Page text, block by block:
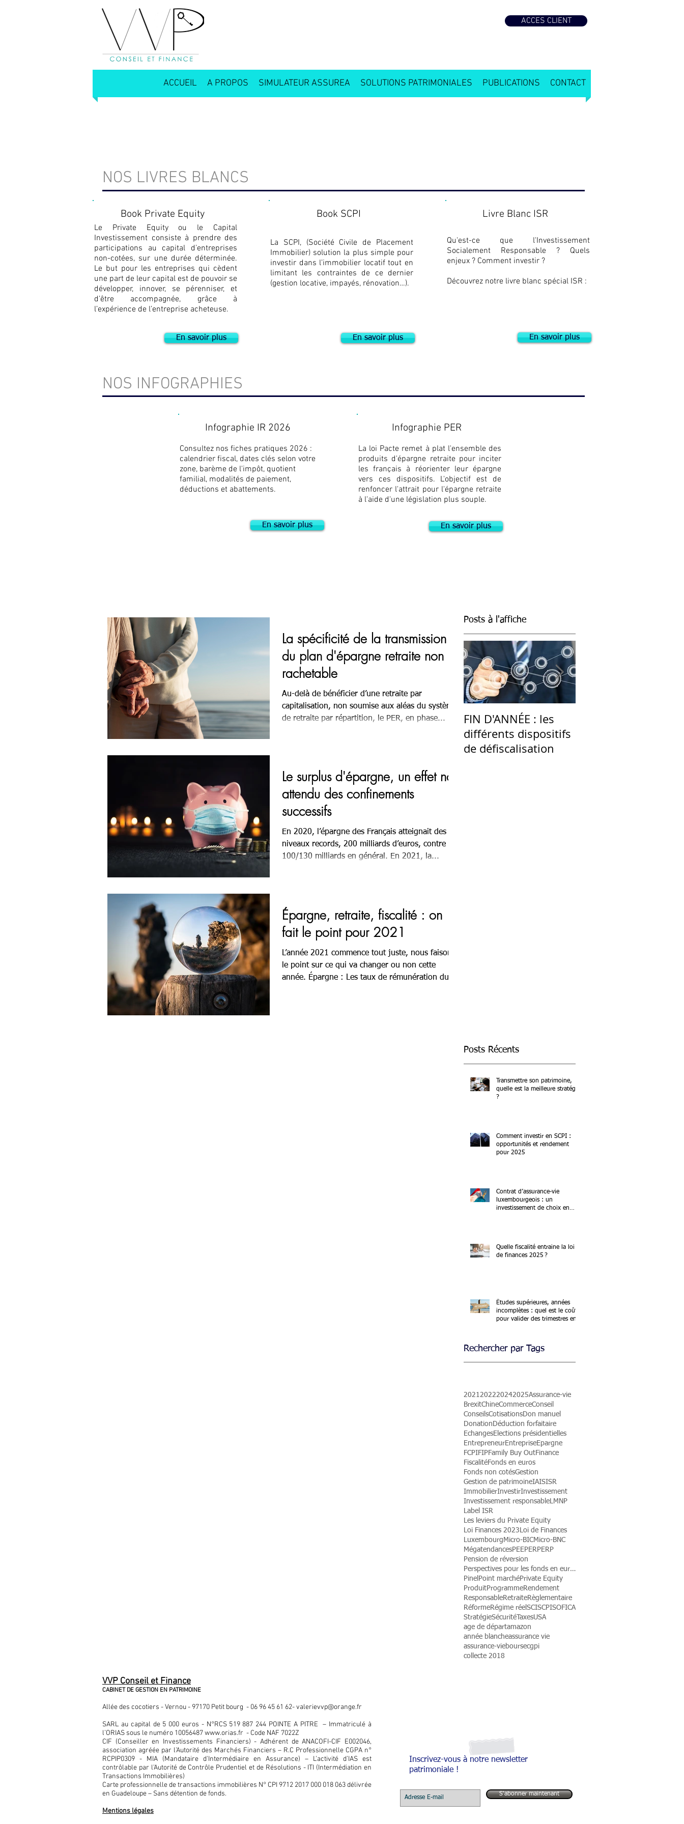
ACCES CLIENT
ACCUEIL A PROPOS SIMULATEUR ASSUREA SOLUTIONS PATRIMONIALES PUBLICATIONS CONTACT
NOS LIVRES BLANCS
Book Private Equity
Le Private Equity ou le Capital
Investissement consiste à prendre des
participations au capital d’entreprises
non-cotées, sur une durée déterminée.
Le but pour les entreprises qui cèdent
une part de leur capital est de pouvoir se
développer, innover, se pérenniser, et
d’être accompagnée, grâce à
l’expérience de l’entreprise acheteuse.
En savoir plus
Book SCPI
La SCPI, (Société Civile de Placement
Immobilier) solution la plus simple pour
investir dans l’immobilier locatif tout en
limitant les contraintes de ce dernier
(gestion locative, impayés, rénovation…).
En savoir plus
Livre Blanc ISR
Qu'est-ce que l'Investissement
Socialement Responsable ? Quels
enjeux ? Comment investir ?
Découvrez notre livre blanc spécial ISR :
En savoir plus
NOS INFOGRAPHIES
Infographie IR 2026
Consultez nos fiches pratiques 2026 :
calendrier fiscal, dates clés selon votre
zone, barème de l'impôt, quotient
familial, modalités de paiement,
déductions et abattements.
En savoir plus
Infographie PER
La loi Pacte remet à plat l'ensemble des
produits d'épargne retraite pour inciter
les français à réorienter leur épargne
vers ces dispositifs. L'objectif est de
renfoncer l'attrait pour l'épargne retraite
à l'aide d'une législation plus souple.
En savoir plus
La spécificité de la transmission
du plan d'épargne retraite non
rachetable
Au-delà de bénéficier d’une retraite par
capitalisation, non soumise aux aléas du système
de retraite par répartition, le PER, en phase...
Le surplus d'épargne, un effet non
attendu des confinements
successifs
En 2020, l’épargne des Français atteignait des
niveaux records, 200 milliards d’euros, contre
100/130 milliards en général. En 2021, la...
Épargne, retraite, fiscalité : on
fait le point pour 2021
L’année 2021 commence tout juste, nous faisons
le point sur ce qui va changer ou non cette
année. Épargne : Les taux de rémunération du...
Posts à l'affiche
FIN D'ANNÉE : les
différents dispositifs
de défiscalisation
Posts Récents
Transmettre son patrimoine,
quelle est la meilleure stratégie
?
Comment investir en SCPI :
opportunités et rendement
pour 2025
Contrat d’assurance-vie
luxembourgeois : un
investissement de choix en
Quelle fiscalité entraine la loi
de finances 2025 ?
Études supérieures, années
incomplètes : quel est le coût
pour valider des trimestres en
Rechercher par Tags
2021 202220242025Assurance-vie
BrexitChineCommerceConseil
ConseilsCotisationsDon manuel
Donation Déduction forfaitaire
EchangesElections présidentielles
EntrepreneurEntrepriseEpargne
FCPIFIPFamily Buy OutFinance
FiscalitéFonds en euros
Fonds non cotésGestion
Gestion de patrimoineIAISISR
ImmobilierInvestirInvestissement
Investissement responsable LMNP
Label ISR
Les leviers du Private Equity
Loi Finances 2023 Loi de Finances
Luxembourg Micro-BICMicro-BNC
MégatendancesPEEPER PERP
Pension de réversion
Perspectives pour les fonds en euros
Pinel Point marchéPrivate Equity
ProduitProgrammeRendement
ResponsableRetraiteRèglementaire
RéformeRégime réel SCISCPISOFICA
StratégieSécuritéTaxesUSA
age de départamazon
année blancheassurance vie
assurance-vieboursecgpi
collecte 2018
VVP Conseil et Finance
CABINET DE GESTION EN PATRIMOINE
Allée des cocotiers - Vernou - 97170 Petit bourg - 06 96 45 61 62-valerievvp@orange.fr
SARL au capital de 5 000 euros - N°RCS 519 887 244 POINTE A PITRE – Immatriculé à
l’ORIAS sous le numéro 10056487www.orias.fr - Code NAF 7022Z
CIF (Conseiller en Investissements Financiers) - Adhérent de ANACOFI-CIF E002046,
association agréée par l’Autorité des Marchés Financiers – R.C Professionnelle CGPA n°
RCPIP0309 - MIA (Mandataire d'Intermédiaire en Assurance) – L’activité d’IAS est
contrôlable par l’Autorité de Contrôle Prudentiel et de Résolutions - ITI (Intermédiation en
Transactions Immobilières)
Carte professionnelle de transactions immobilières N° CPI 9712 2017 000 018 063 délivrée
en Guadeloupe – Sans détention de fonds.
Mentions légales
Inscrivez-vous à notre newsletter
patrimoniale !
S'abonner maintenant